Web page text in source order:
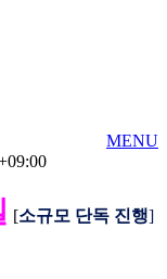
MENU
[소규모 단독 진행]